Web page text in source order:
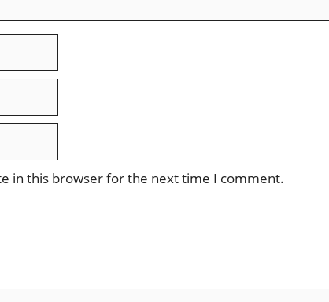
in this browser for the next time I comment.